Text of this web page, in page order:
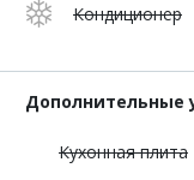
Кондиционер
Дополнительные
Кухонная плита